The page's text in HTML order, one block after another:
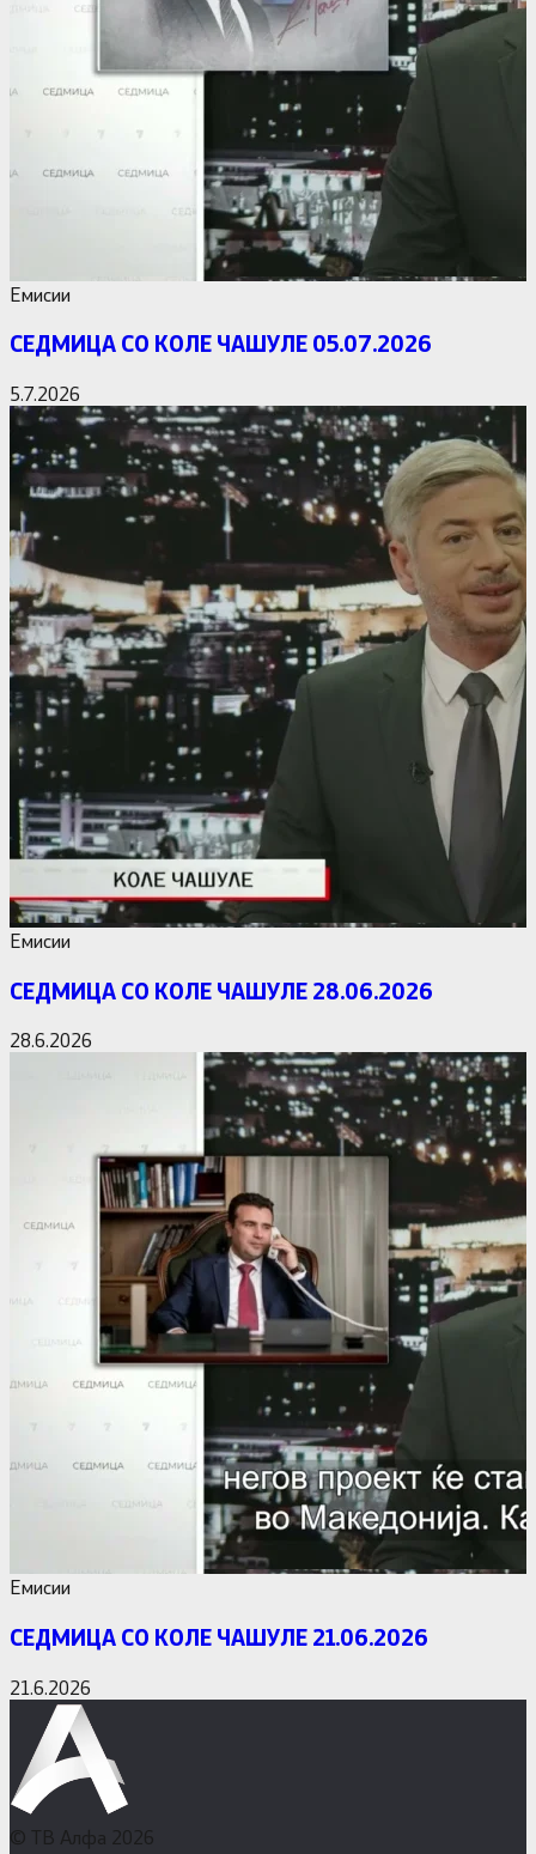
Емисии
СЕДМИЦА СО КОЛЕ ЧАШУЛЕ 05.07.2026
5.7.2026
Емисии
СЕДМИЦА СО КОЛЕ ЧАШУЛЕ 28.06.2026
28.6.2026
Емисии
СЕДМИЦА СО КОЛЕ ЧАШУЛЕ 21.06.2026
21.6.2026
© ТВ Алфа 2026